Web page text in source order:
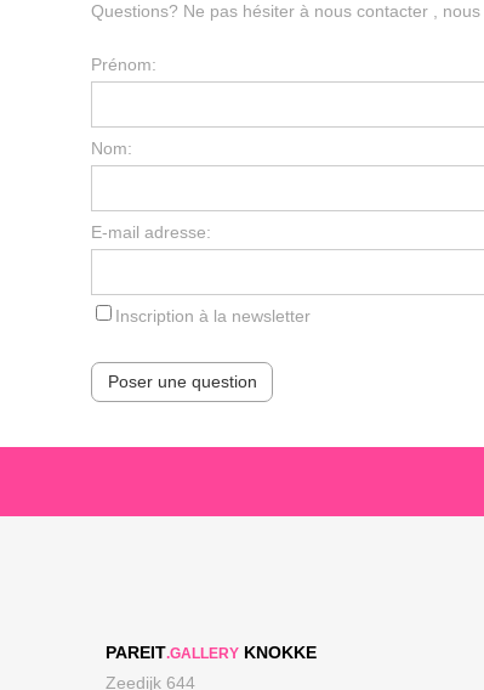
Questions? Ne pas hésiter à nous contacter ,
Prénom:
Nom:
E-mail adresse:
Inscription à la newsletter
Poser une question
PAREIT.GALLERY KNOKKE
Zeedijk 644